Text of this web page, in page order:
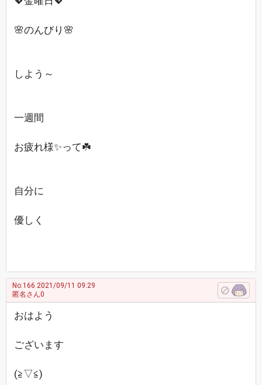
🌸のんびり🌸
しよう～
一週間
お疲れ様✨って☘️
自分に
優しく
No.166 2021/09/11 09:29
匿名さん0
おはよう
ございます
(≧▽≦)